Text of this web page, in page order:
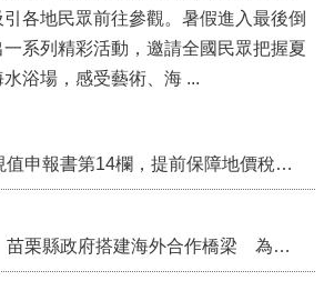
各地民眾前往參觀。暑假進入最後倒
系列精彩活動，邀請全國民眾把握夏
日假期，走進通霄海水浴場，感受藝術、海 ...
移轉土地勾選土地現值申報書第14欄，提前保障地價稅節稅權益
把握國際交流契機 苗栗縣政府搭建海外合作橋梁 為在地產業爭取更多國際市場機會